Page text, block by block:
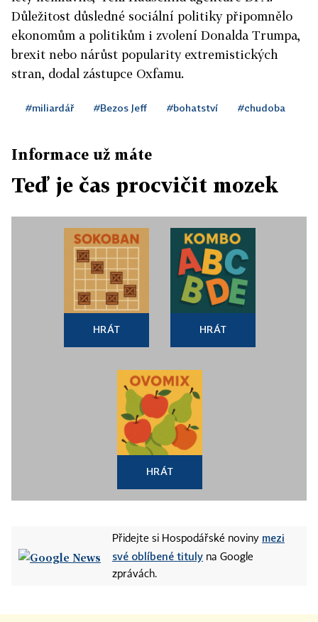
Důležitost důsledné sociální politiky připomnělo
ekonomům a politikům i zvolení Donalda Trumpa,
brexit nebo nárůst popularity extremistických
stran, dodal zástupce Oxfamu.
#miliardář #Bezos Jeff #bohatství #chudoba
Informace už máte
Teď je čas procvičit mozek
HRÁT HRÁT
HRÁT
Přidejte si Hospodářské noviny mezi
své oblíbené tituly na Google
zprávách.